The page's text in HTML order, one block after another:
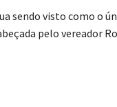
sendo visto como o
pelo vereador